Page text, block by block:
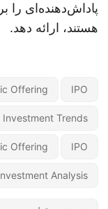
پاداش‌دهنده‌ای را
هستند، ارائه دهد.
IPO
Offering
Investment Trends
IPO
Offering
Analysis